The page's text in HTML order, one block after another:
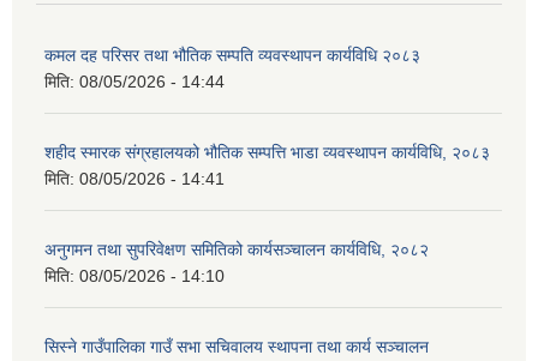
कमल दह परिसर तथा भौतिक सम्पति व्यवस्थापन कार्यविधि २०८३
मिति: 08/05/2026 - 14:44
शहीद स्मारक संग्रहालयको भौतिक सम्पत्ति भाडा व्यवस्थापन कार्यविधि, २०८३
मिति: 08/05/2026 - 14:41
अनुगमन तथा सुपरिवेक्षण समितिको कार्यसञ्चालन कार्यविधि, २०८२
मिति: 08/05/2026 - 14:10
सिस्ने गाउँपालिका गाउँ सभा सचिवालय स्थापना तथा कार्य सञ्चालन